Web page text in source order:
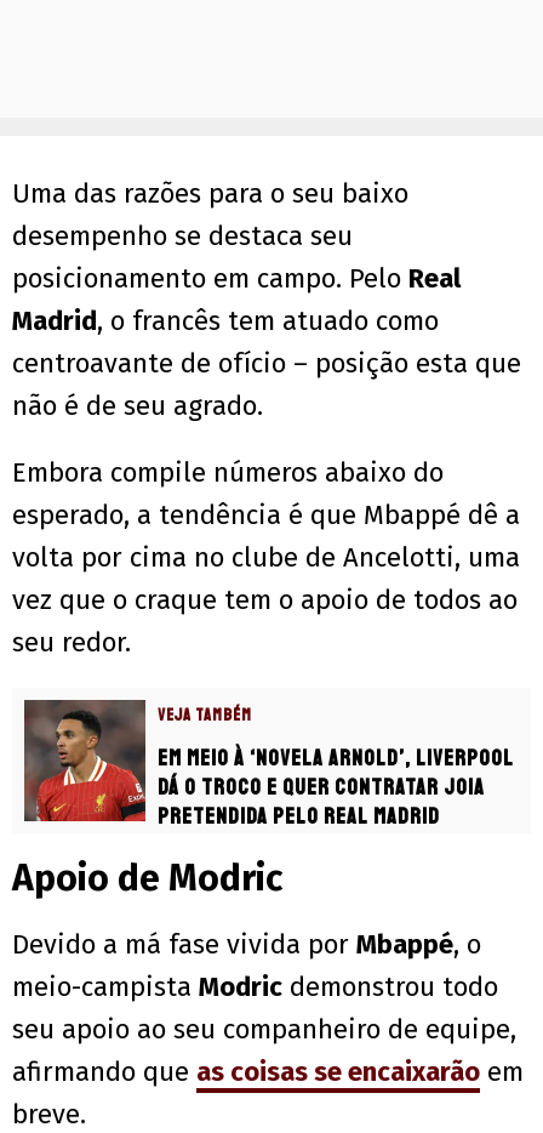
Uma das razões para o seu baixo
desempenho se destaca seu
posicionamento em campo. Pelo Real
Madrid, o francês tem atuado como
centroavante de ofício – posição esta que
não é de seu agrado.
Embora compile números abaixo do
esperado, a tendência é que Mbappé dê a
volta por cima no clube de Ancelotti, uma
vez que o craque tem o apoio de todos ao
seu redor.
VEJA TAMBÉM
Em meio à ‘novela Arnold’, Liverpool
dá o troco e quer contratar joia
pretendida pelo Real Madrid
Apoio de Modric
Devido a má fase vivida por Mbappé, o
meio-campista Modric demonstrou todo
seu apoio ao seu companheiro de equipe,
afirmando que as coisas se encaixarão em
breve.